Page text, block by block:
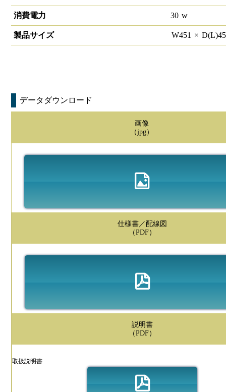
消費電力 30 w
製品サイズ W451 × D(L)
データダウンロード
画像
（jpg）
仕様書／配線図
（PDF）
説明書
（PDF）
取扱説明書